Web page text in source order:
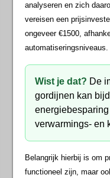
analyseren en zich
vereisen een
ongeveer €1500,
automatiseringsniveaus.
Wist je dat? De
gordijnen kan
verwarmings- en
Belangrijk hierbij is om
functioneel zijn, maar